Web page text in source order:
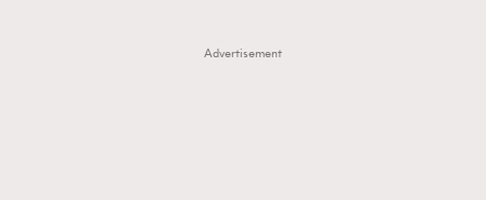
Advertisement